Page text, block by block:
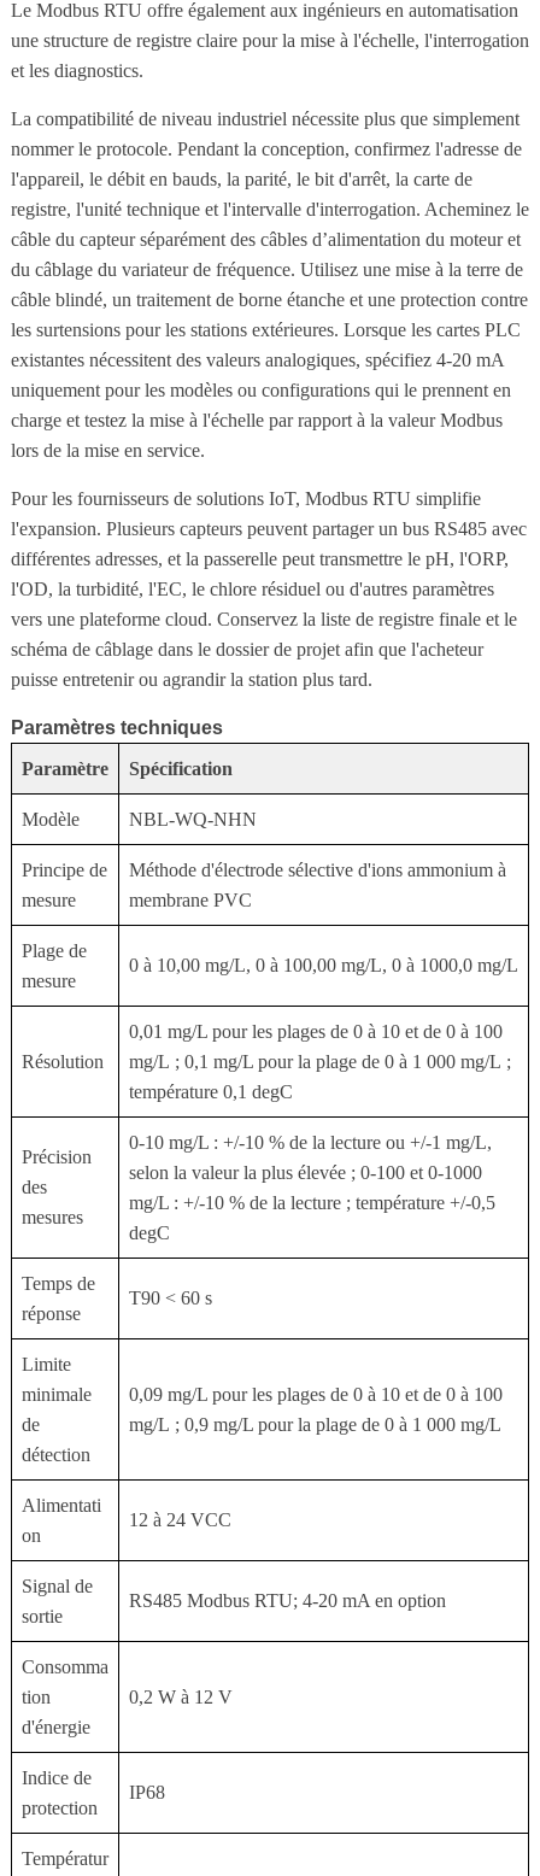
Le Modbus RTU offre également aux ingénieurs en automatisation
une structure de registre claire pour la mise à l'échelle, l'interrogation
et les diagnostics.
La compatibilité de niveau industriel nécessite plus que simplement
nommer le protocole. Pendant la conception, confirmez l'adresse de
l'appareil, le débit en bauds, la parité, le bit d'arrêt, la carte de
registre, l'unité technique et l'intervalle d'interrogation. Acheminez le
câble du capteur séparément des câbles d’alimentation du moteur et
du câblage du variateur de fréquence. Utilisez une mise à la terre de
câble blindé, un traitement de borne étanche et une protection contre
les surtensions pour les stations extérieures. Lorsque les cartes PLC
existantes nécessitent des valeurs analogiques, spécifiez 4-20 mA
uniquement pour les modèles ou configurations qui le prennent en
charge et testez la mise à l'échelle par rapport à la valeur Modbus
lors de la mise en service.
Pour les fournisseurs de solutions IoT, Modbus RTU simplifie
l'expansion. Plusieurs capteurs peuvent partager un bus RS485 avec
différentes adresses, et la passerelle peut transmettre le pH, l'ORP,
l'OD, la turbidité, l'EC, le chlore résiduel ou d'autres paramètres
vers une plateforme cloud. Conservez la liste de registre finale et le
schéma de câblage dans le dossier de projet afin que l'acheteur
puisse entretenir ou agrandir la station plus tard.
Paramètres techniques
Paramètre
Spécification
Modèle NBL-WQ-NHN
Principe de
mesure
Méthode d'électrode sélective d'ions ammonium à
membrane PVC
Plage de
mesure
0 à 10,00 mg/L, 0 à 100,00 mg/L, 0 à 1000,0 mg/L
Résolution
0,01 mg/L pour les plages de 0 à 10 et de 0 à 100
mg/L ; 0,1 mg/L pour la plage de 0 à 1 000 mg/L ;
température 0,1 degC
Précision
des
mesures
0-10 mg/L : +/-10 % de la lecture ou +/-1 mg/L,
selon la valeur la plus élevée ; 0-100 et 0-1000
mg/L : +/-10 % de la lecture ; température +/-0,5
degC
Temps de
réponse
T90 < 60 s
Limite
minimale
de
détection
0,09 mg/L pour les plages de 0 à 10 et de 0 à 100
mg/L ; 0,9 mg/L pour la plage de 0 à 1 000 mg/L
Alimentati
on
12 à 24 VCC
Signal de
sortie
RS485 Modbus RTU; 4-20 mA en option
Consomma
tion
d'énergie
0,2 W à 12 V
Indice de
protection
IP68
Températur